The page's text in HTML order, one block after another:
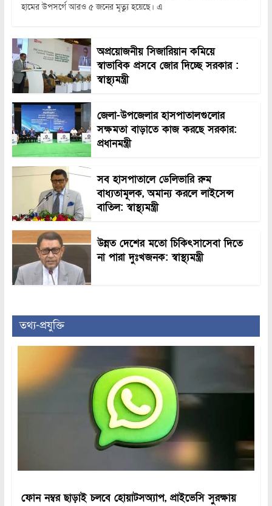
হামের উপসর্গে আরও ৫ জনের মৃত্যু হয়েছে। এ
অপ্রয়োজনীয় সিজারিয়ান কমিয়ে
স্বাভাবিক প্রসবে জোর দিচ্ছে সরকার :
স্বাস্থ্যমন্ত্রী
জেলা-উপজেলার হাসপাতালগুলোর
সক্ষমতা বাড়াতে কাজ করছে সরকার:
প্রধানমন্ত্রী
সব হাসপাতালে ডেলিভারি রুম
বাধ্যতামূলক, অমান্য করলে লাইসেন্স
বাতিল: স্বাস্থ্যমন্ত্রী
উন্নত দেশের মতো চিকিৎসাসেবা দিতে
না পারা দুঃখজনক: স্বাস্থ্যমন্ত্রী
তথ্য-প্রযুক্তি
ফোন নম্বর ছাড়াই চলবে হোয়াটসঅ্যাপ, প্রাইভেসি সুরক্ষায়